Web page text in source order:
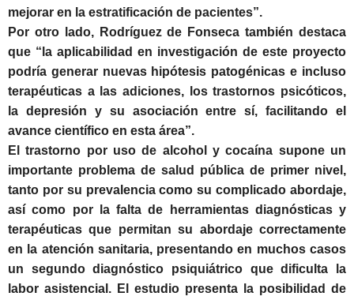
mejorar en la estratificación de pacientes”.
Por otro lado, Rodríguez de Fonseca también destaca
que “la aplicabilidad en investigación de este proyecto
podría generar nuevas hipótesis patogénicas e incluso
terapéuticas a las adiciones, los trastornos psicóticos,
la depresión y su asociación entre sí, facilitando el
avance científico en esta área”.
El trastorno por uso de alcohol y cocaína supone un
importante problema de salud pública de primer nivel,
tanto por su prevalencia como su complicado abordaje,
así como por la falta de herramientas diagnósticas y
terapéuticas que permitan su abordaje correctamente
en la atención sanitaria, presentando en muchos casos
un segundo diagnóstico psiquiátrico que dificulta la
labor asistencial. El estudio presenta la posibilidad de